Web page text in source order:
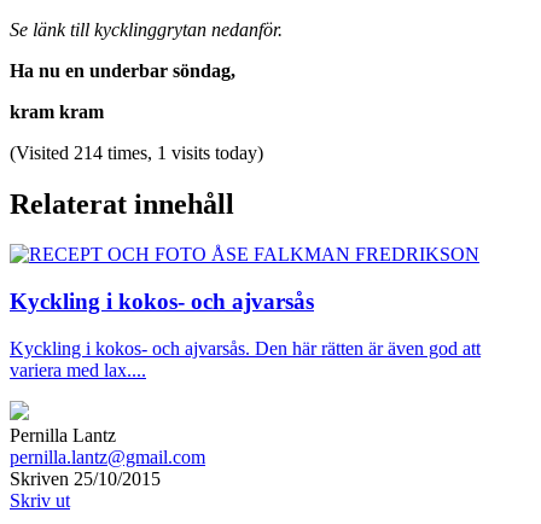
Se länk till kycklinggrytan nedanför.
Ha nu en underbar söndag,
kram kram
(Visited 214 times, 1 visits today)
Relaterat innehåll
Kyckling i kokos- och ajvarsås
Kyckling i kokos- och ajvarsås. Den här rätten är även god att
variera med lax....
Pernilla Lantz
pernilla.lantz@gmail.com
Skriven 25/10/2015
Skriv ut